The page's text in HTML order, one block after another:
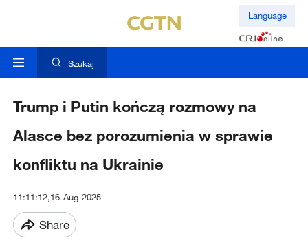
Language
Szukaj
Trump i Putin kończą rozmowy na
Alasce bez porozumienia w sprawie
konfliktu na Ukrainie
11:11:12,16-Aug-2025
Share